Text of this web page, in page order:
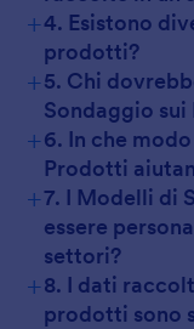
+4. Esistono
prodotti?
+5. Chi
Sondaggio
+6. In che
Prodotti
+7. I Modelli di
essere
settori?
+8. I dati
prodotti sono